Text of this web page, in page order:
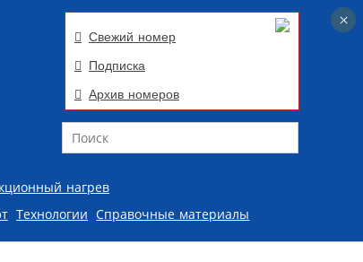
Свежий номер
Подписка
Архив номеров
Поиск
нагрев
Технологии Справочные материалы
×
×